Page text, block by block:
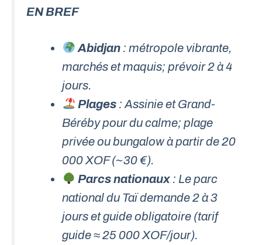
EN BREF
Abidjan : métropole vibrante,
marchés et maquis; prévoir 2 à 4
jours.
Plages : Assinie et Grand-
Béréby pour du calme; plage
privée ou bungalow à partir de 20
000 XOF (~30 €).
Parcs nationaux : Le parc
national du Taï demande 2 à 3
jours et guide obligatoire (tarif
guide ≈ 25 000 XOF/jour).